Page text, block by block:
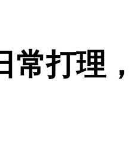
常打理